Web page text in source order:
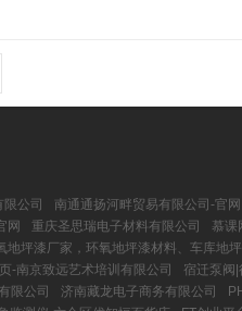
公司 南通通扬河畔贸易有限公司-官网
网 重庆圣思瑞电子材料有限公司 慕课
地坪漆厂家，环氧地坪漆材料、车库地
-南京致远艺术培训有限公司 宿迁泵阀
限公司 济南藏龙电子商务有限公司